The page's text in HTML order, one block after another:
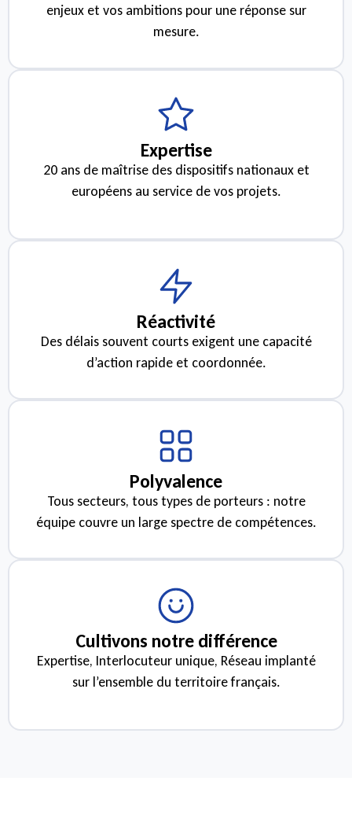
enjeux et vos ambitions pour une réponse sur
mesure.
Expertise
20 ans de maîtrise des dispositifs nationaux et
européens au service de vos projets.
Réactivité
Des délais souvent courts exigent une capacité
d’action rapide et coordonnée.
Polyvalence
Tous secteurs, tous types de porteurs : notre
équipe couvre un large spectre de compétences.
Cultivons notre différence
Expertise, Interlocuteur unique, Réseau implanté
sur l’ensemble du territoire français.